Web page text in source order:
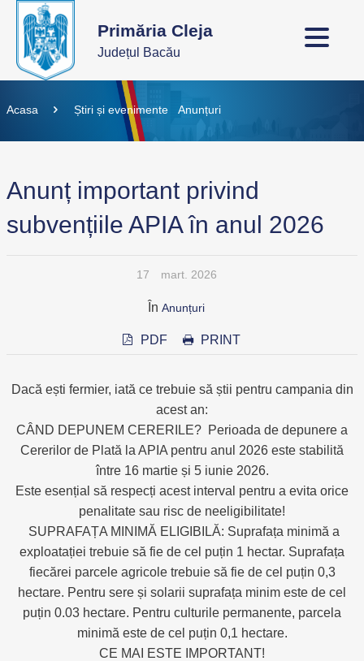
Primăria Cleja
Județul Bacău
Acasa Știri și evenimente Anunțuri
Anunț important privind
subvențiile APIA în anul 2026
17 mart. 2026
În Anunțuri
PDF PRINT
Dacă ești fermier, iată ce trebuie să știi pentru campania din
acest an:
CÂND DEPUNEM CERERILE? Perioada de depunere a
Cererilor de Plată la APIA pentru anul 2026 este stabilită
între 16 martie și 5 iunie 2026.
Este esențial să respecți acest interval pentru a evita orice
penalitate sau risc de neeligibilitate!
SUPRAFAȚA MINIMĂ ELIGIBILĂ: Suprafața minimă a
exploatației trebuie să fie de cel puțin 1 hectar. Suprafața
fiecărei parcele agricole trebuie să fie de cel puțin 0,3
hectare. Pentru sere și solarii suprafața minim este de cel
puțin 0.03 hectare. Pentru culturile permanente, parcela
minimă este de cel puțin 0,1 hectare.
CE MAI ESTE IMPORTANT!